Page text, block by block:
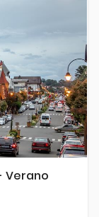
Verano